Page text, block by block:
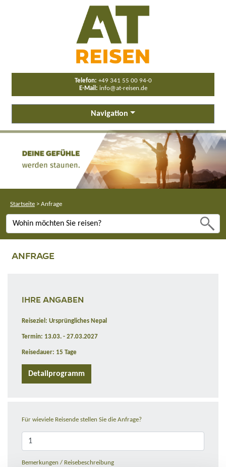
Telefon: +49 341 55 00 94-0
E-Mail: info@at-reisen.de
Navigation
Startseite > Anfrage
ANFRAGE
IHRE ANGABEN
Reiseziel: Ursprüngliches Nepal
Termin: 13.03. - 27.03.2027
Reisedauer: 15 Tage
Detailprogramm
Für wieviele Reisende stellen Sie die Anfrage?
Bemerkungen / Reisebeschreibung